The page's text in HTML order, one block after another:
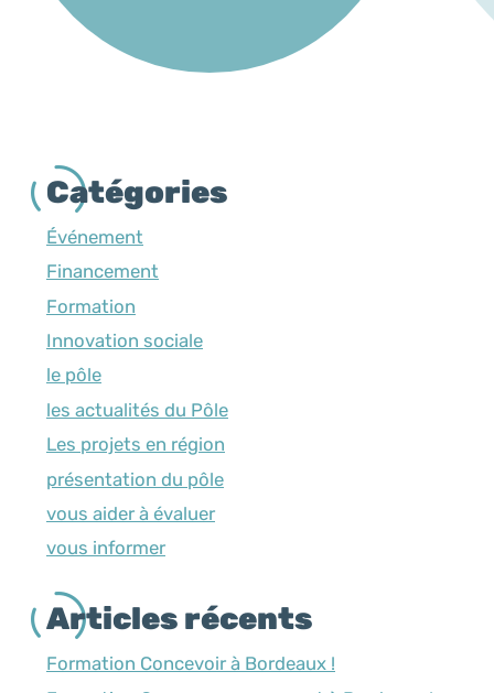
Catégories
Événement
Financement
Formation
Innovation sociale
le pôle
les actualités du Pôle
Les projets en région
présentation du pôle
vous aider à évaluer
vous informer
Articles récents
Formation Concevoir à Bordeaux !